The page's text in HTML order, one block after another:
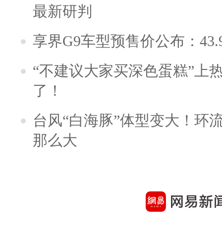
最新研判
享界G9车型预售价公布：
“不建议大家买深色蛋糕”上
了！
台风“白海豚”体型变大！环
那么大